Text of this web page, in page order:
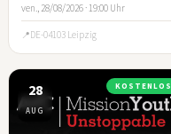
ven., 28/08/2026 · 19:00 Uhr
DE-04103 Leipzig
28
AUG
KOSTENLOS